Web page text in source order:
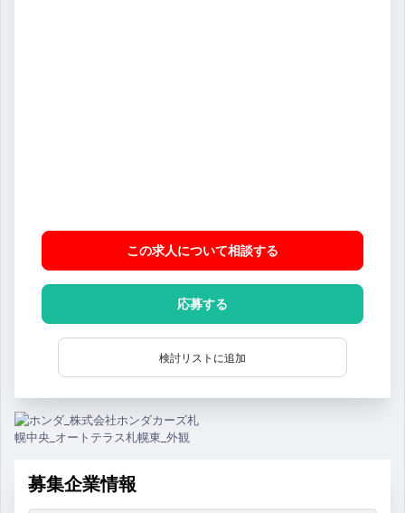
この求人について相談する
応募する
検討リストに追加
募集企業情報